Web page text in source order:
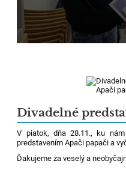
Divadelné
V piatok, dňa 28.11., ku
predstavením Apači papači a
Ďakujeme za veselý a